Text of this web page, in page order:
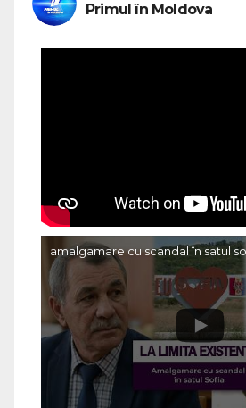
Primul în Moldova
amalgamare cu scandal în satul